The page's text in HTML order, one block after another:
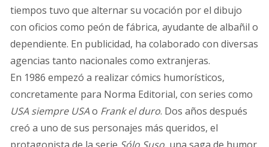
tiempos tuvo que alternar su vocación por el dibujo
con oficios como peón de fábrica, ayudante de albañil o
dependiente. En publicidad, ha colaborado con diversas
agencias tanto nacionales como extranjeras.
En 1986 empezó a realizar cómics humorísticos,
concretamente para Norma Editorial, con series como
USA siempre USAo Frank el duro. Dos años después
creó a uno de sus personajes más queridos, el